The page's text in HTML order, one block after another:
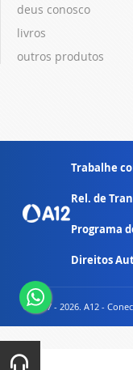
deus conosco
livros
outros produtos
Trabalhe
Rel. de
Programa
Direitos
© 2007 - 2026. A12 -